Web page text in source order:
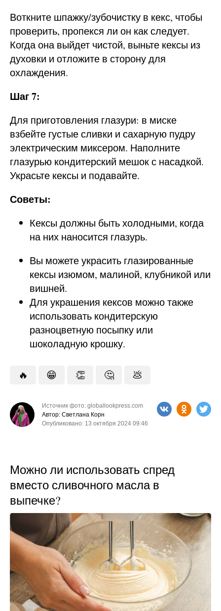
Воткните шпажку/зубочистку в кекс, чтобы
проверить, пропекся ли он как следует.
Когда она выйдет чистой, выньте кексы из
духовки и отложите в сторону для
охлаждения.
Шаг 7:
Для приготовления глазури: в миске
взбейте густые сливки и сахарную пудру
электрическим миксером. Наполните
глазурью кондитерский мешок с насадкой.
Украсьте кексы и подавайте.
Советы:
Кексы должны быть холодными, когда
на них наносится глазурь.
Вы можете украсить глазированные
кексы изюмом, малиной, клубникой или
вишней.
Для украшения кексов можно также
использовать кондитерскую
разноцветную посыпку или
шоколадную крошку.
🔥 😁 👏 🤔 💩
Источник фото: globallookpress.com
Автор: Светлана Корн
Опубликовано: 13 октября 2024 09:46
Можно ли использовать спред
вместо сливочного масла в
выпечке?